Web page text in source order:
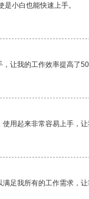
小白也能快速上手。
让我的工作效率提高了
用起来非常容易上手，让
足我所有的工作需求，让